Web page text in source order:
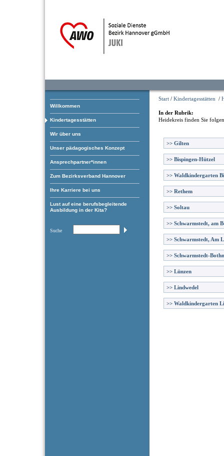
Willkommen
Kindertagesstätten
Wir über uns
Unser pädagogisches Konzept
Ansprechpartner*innen
Zum Bezirksverband Hannover
Ihre Karriere bei uns
Lust auf eine berufsbegleitende
Ausbildung in der Kita?
Suche
Start / Kindertagesstätten /
In der Rubrik:
Heidekreis finden Sie
>> Gilten
>> Bispingen-Hützel
>> Waldkindergarten
>> Rethem
>> Soltau
>> Schwarmstedt, am
>> Schwarmstedt, Am
>> Schwarmstedt-
>> Lünzen
>> Lindwedel
>> Waldkindergarten